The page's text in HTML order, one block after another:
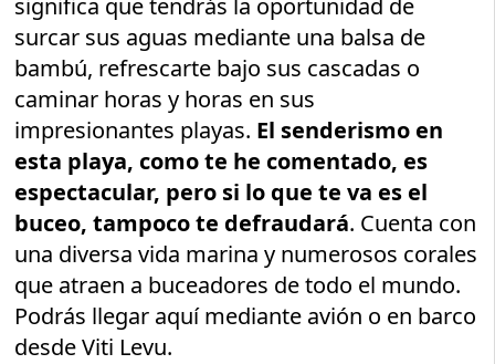
significa que tendrás la oportunidad de
surcar sus aguas mediante una balsa de
bambú, refrescarte bajo sus cascadas o
caminar horas y horas en sus
impresionantes playas. El senderismo en
esta playa, como te he comentado, es
espectacular, pero si lo que te va es el
buceo, tampoco te defraudará. Cuenta con
una diversa vida marina y numerosos corales
que atraen a buceadores de todo el mundo.
Podrás llegar aquí mediante avión o en barco
desde Viti Levu.